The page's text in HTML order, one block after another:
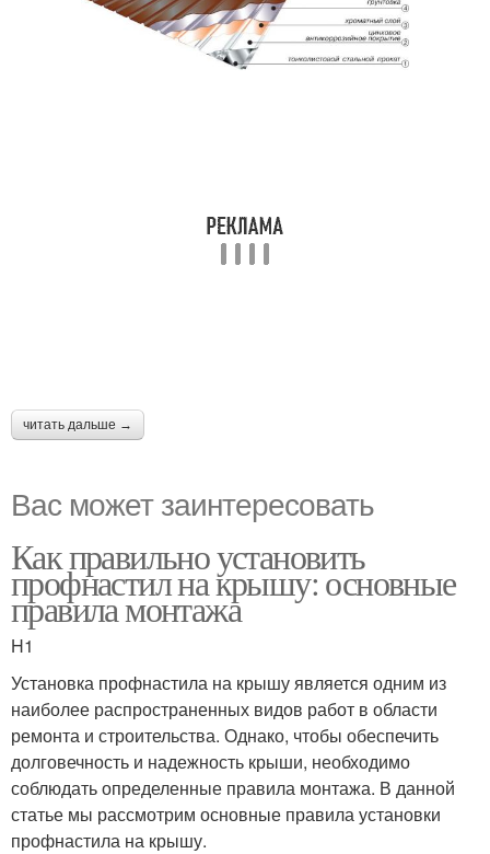
читать дальше →
Вас может заинтересовать
Как правильно установить
профнастил на крышу: основные
правила монтажа
H1
Установка профнастила на крышу является одним из
наиболее распространенных видов работ в области
ремонта и строительства. Однако, чтобы обеспечить
долговечность и надежность крыши, необходимо
соблюдать определенные правила монтажа. В данной
статье мы рассмотрим основные правила установки
профнастила на крышу.